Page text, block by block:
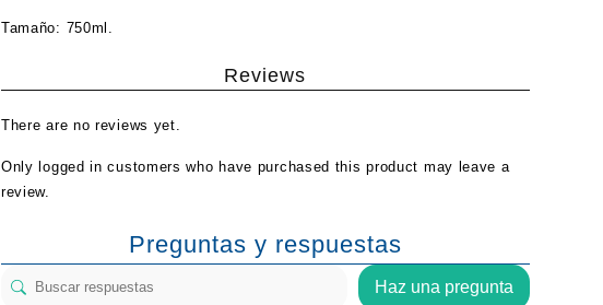
Tamaño: 750ml.
Reviews
There are no reviews yet.
Only logged in customers who have purchased this product may leave a
review.
Preguntas y respuestas
Haz una pregunta